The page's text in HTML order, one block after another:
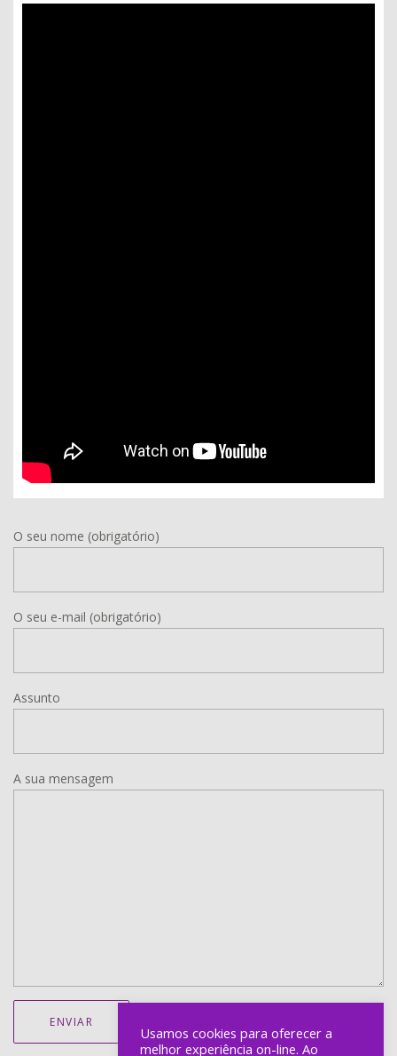
O seu nome (obrigatório)
O seu e-mail (obrigatório)
Assunto
A sua mensagem
Usamos cookies para oferecer a
melhor experiência on-line. Ao